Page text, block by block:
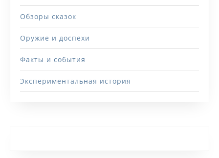
Обзоры сказок
Оружие и доспехи
Факты и события
Экспериментальная история